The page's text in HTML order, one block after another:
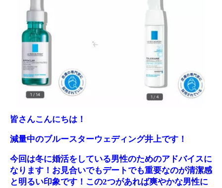
皆さんこんにちは！
減量中のブルースターウェディング井上です！
今回は冬に婚活をしている男性のためのアドバイスに
なります！お見合いでもデートでも重要なのが清潔感
と明るい印象です！この2つがあれば爽やかな男性に